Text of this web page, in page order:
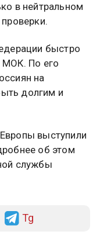
в нейтральном
быстро
МОК. По его
на
долгим и
выступили
об этом
службы
Tg